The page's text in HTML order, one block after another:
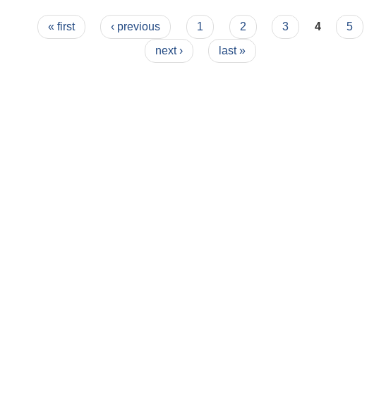
Pages
« first ‹ previous 1 2 3 4
5
next ›
last »